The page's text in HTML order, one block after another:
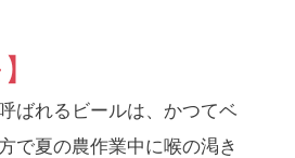
ばれるビールは、かつてベ
で夏の農作業中に喉の渇き